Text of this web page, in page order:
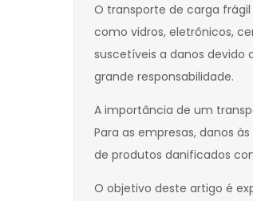
O transporte de carga
como vidros, eletrônicos,
suscetíveis a danos devido
grande responsabilidade.
A importância de um
Para as empresas, danos
de produtos danificados
O objetivo deste artigo é